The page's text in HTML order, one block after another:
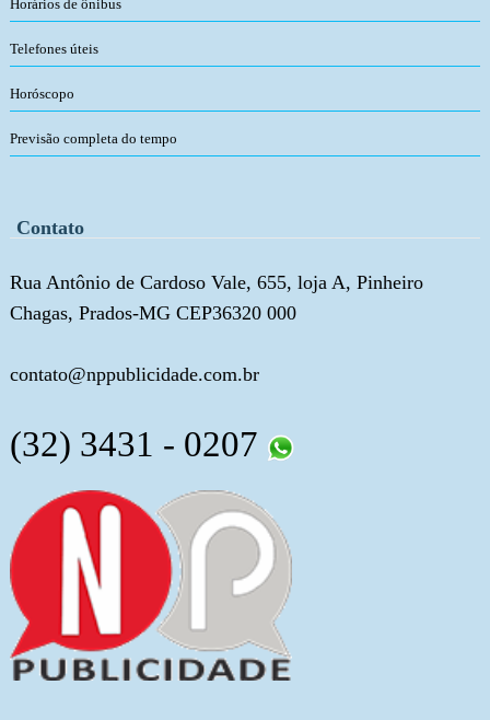
Horários de ônibus
Telefones úteis
Horóscopo
Previsão completa do tempo
Contato
Rua Antônio de Cardoso Vale, 655, loja A, Pinheiro
Chagas, Prados-MG CEP36320 000
contato@nppublicidade.com.br
(32) 3431 - 0207